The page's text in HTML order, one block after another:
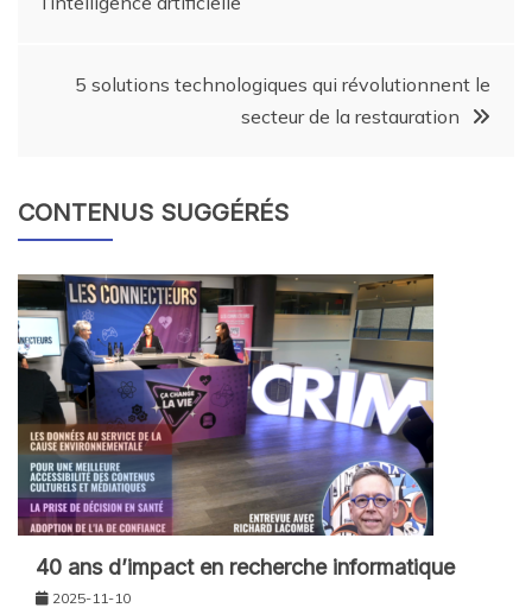
5 solutions technologiques qui révolutionnent le
secteur de la restauration
CONTENUS SUGGÉRÉS
40 ans d’impact en recherche informatique
2025-11-10